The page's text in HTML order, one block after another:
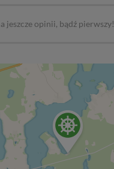
jeszcze opinii, bądź pierwszy!